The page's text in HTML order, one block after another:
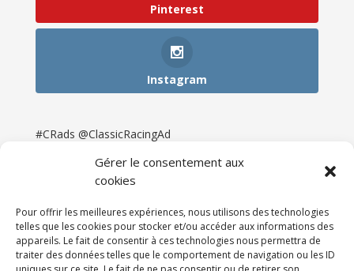
Gérer le consentement aux
cookies
Pour offrir les meilleures expériences, nous utilisons des technologies
telles que les cookies pour stocker et/ou accéder aux informations des
appareils. Le fait de consentir à ces technologies nous permettra de
traiter des données telles que le comportement de navigation ou les ID
Pinterest
Instagram
#CRads @ClassicRacingAd